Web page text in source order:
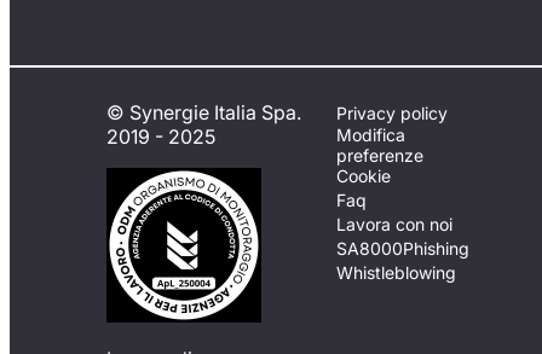
© Synergie Italia Spa.
2019 - 2025
Privacy policy
Modifica
preferenze
Cookie
Faq
Lavora con noi
SA8000Phishing
Whistleblowing